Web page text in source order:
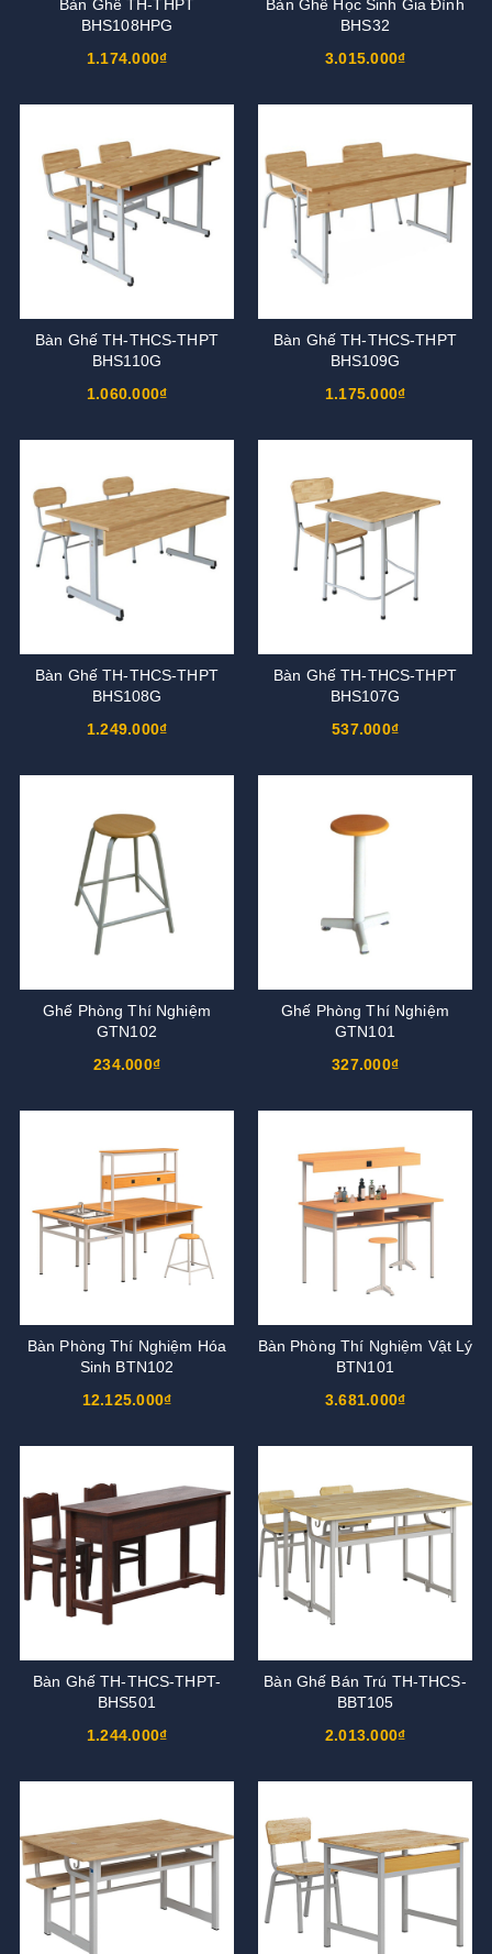
Bàn Ghế TH-THPT
BHS108HPG
1.174.000₫
Bàn Ghế Học Sinh Gia Đình
BHS32
3.015.000₫
Bàn Ghế TH-THCS-THPT
BHS110G
1.060.000₫
Bàn Ghế TH-THCS-THPT
BHS109G
1.175.000₫
Bàn Ghế TH-THCS-THPT
BHS108G
1.249.000₫
Bàn Ghế TH-THCS-THPT
BHS107G
537.000₫
Ghế Phòng Thí Nghiệm
GTN102
234.000₫
Ghế Phòng Thí Nghiệm
GTN101
327.000₫
Bàn Phòng Thí Nghiệm Hóa
Sinh BTN102
12.125.000₫
Bàn Phòng Thí Nghiệm Vật Lý
BTN101
3.681.000₫
Bàn Ghế TH-THCS-THPT-
BHS501
1.244.000₫
Bàn Ghế Bán Trú TH-THCS-
BBT105
2.013.000₫